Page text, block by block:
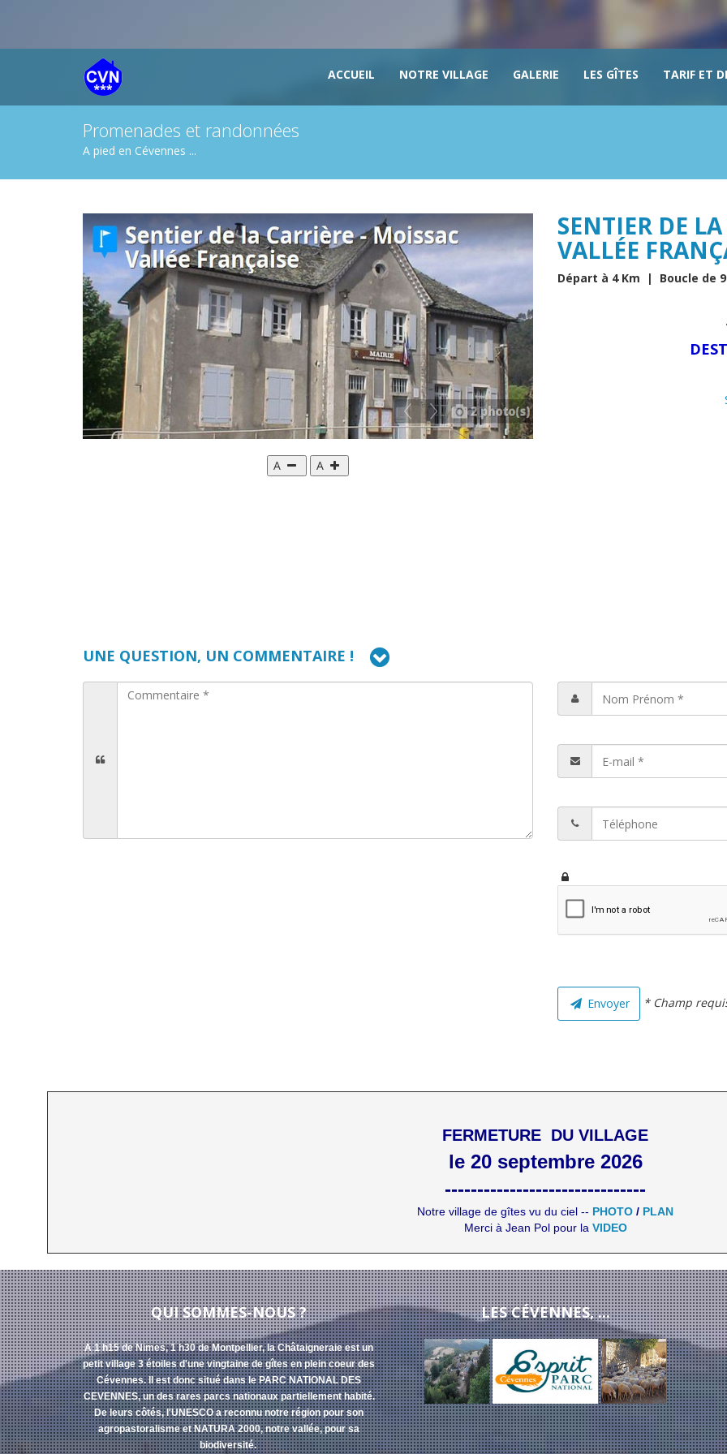
ACCUEIL NOTRE VILLAGE GALERIE LES GÎTES TARIF ET
Promenades et randonnées
A pied en Cévennes ...
A A
SENTIER DE
VALLÉE
Départ à 4 Km | Boucle de
UNE QUESTION, UN COMMENTAIRE !
Envoyer * Champ
FERMETURE DU VILLAGE
le 20 septembre 2026
-------------------------------
Notre village de gîtes vu du ciel -- PHOTO / PLAN
Merci à Jean Pol pour la VIDEO
QUI SOMMES-NOUS ?
A 1 h15 de Nimes, 1 h30 de Montpellier, la Châtaigneraie est un
petit village 3 étoiles d'une vingtaine de gîtes en plein coeur des
Cévennes. Il est donc situé dans le PARC NATIONAL DES
CEVENNES, un des rares parcs nationaux partiellement habité.
De leurs côtés, l'UNESCO a reconnu notre région pour son
agropastoralisme et NATURA 2000, notre vallée, pour sa
biodiversité.
LES CÉVENNES, ...